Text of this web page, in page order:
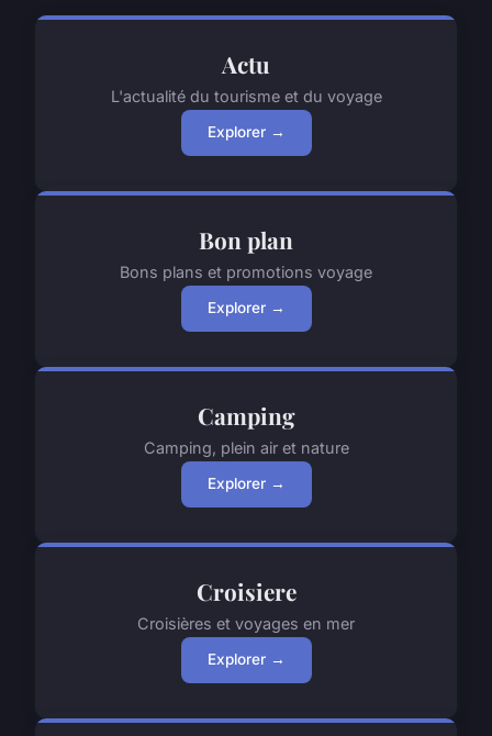
Actu
L'actualité du tourisme et du voyage
Explorer →
Bon plan
Bons plans et promotions voyage
Explorer →
Camping
Camping, plein air et nature
Explorer →
Croisiere
Croisières et voyages en mer
Explorer →